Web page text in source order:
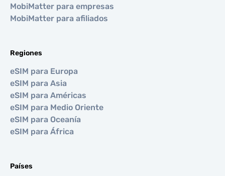
MobiMatter para empresas
MobiMatter para afiliados
Regiones
eSIM para Europa
eSIM para Asia
eSIM para Américas
eSIM para Medio Oriente
eSIM para Oceanía
eSIM para África
Países